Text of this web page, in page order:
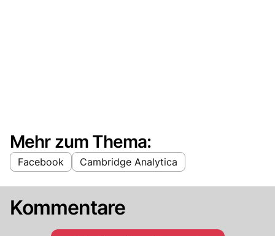
Mehr zum Thema:
Facebook Cambridge Analytica
Kommentare